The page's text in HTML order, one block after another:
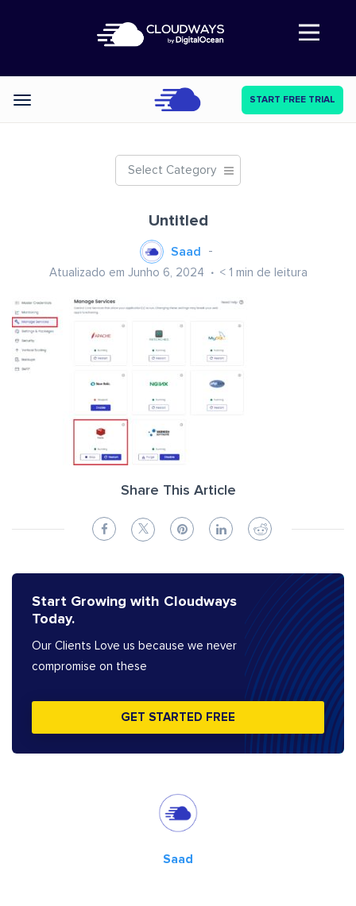
Abre a navegação
Categories START FREE TRIAL
Select Category
Untitled
Saad
Atualizado em Junho 6, 2024 < 1 min de leitura
Share This Article
Start Growing with Cloudways
Today.
Our Clients Love us because we never
compromise on these
GET STARTED FREE
Saad